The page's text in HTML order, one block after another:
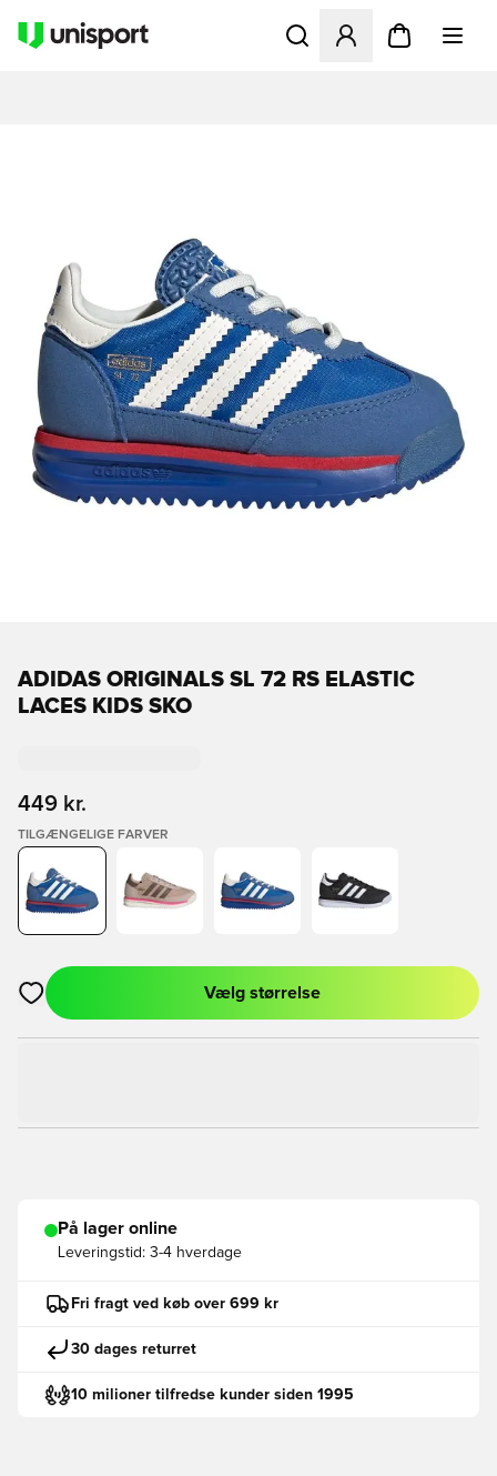
Åbner en Modal til at
ADIDAS ORIGINALS SL 72 RS ELASTIC
LACES KIDS SKO
449 kr.
TILGÆNGELIGE FARVER
Åbner en Modal til at logge ind eller tilmelde dig som medlem
Vælg størrelse
På lager online
Leveringstid: 3-4 hverdage
Fri fragt ved køb over 699 kr
30 dages returret
10 milioner tilfredse kunder siden 1995